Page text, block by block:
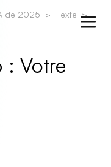
de 2025
Texte
: Votre